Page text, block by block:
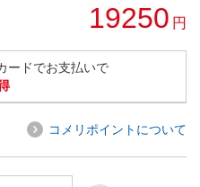
19250 円
ードでお支払いで
コメリポイントについて